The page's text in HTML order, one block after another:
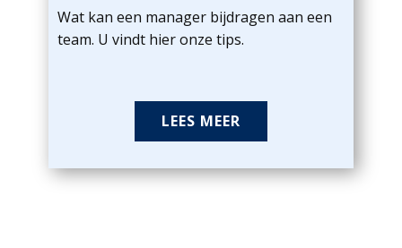
Wat kan een manager bijdragen aan een
team. U vindt hier onze tips.
LEES MEER